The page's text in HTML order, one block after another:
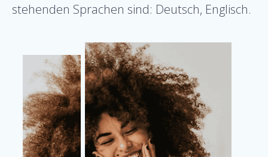
stehenden Sprachen sind: Deutsch, Englisch.